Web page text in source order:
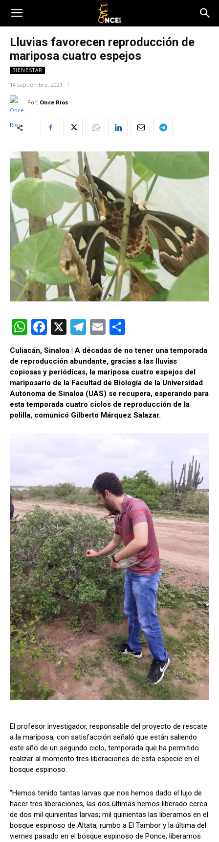
Lluvias favorecen reproducción de
mariposa cuatro espejos
BIENESTAR
14 septiembre, 2021
Por: Once Ríos
W
h
at
s
A
p
p
F
a
ce
b
o
o
k
X
T
el
e
gr
a
m
E
m
ail m
p
ar
tir
Culiacán, Sinaloa | A décadas de no tener una temporada
de reproducción abundante, gracias a las lluvias
copiosas y periódicas, la mariposa cuatro espejos del
mariposario de la Facultad de Biología de la Universidad
Autónoma de Sinaloa (UAS) se recupera, esperando para
esta temporada cuatro ciclos de reproducción de la
polilla, comunicó Gilberto Márquez Salazar.
El profesor investigador, responsable del proyecto de rescate
a la mariposa, con satisfacción señaló que están saliendo
este año de un segundo ciclo, temporada que ha permitido
realizar al momento tres liberaciones de esta especie en el
bosque espinoso.
“Hemos tenido tantas larvas que nos hemos dado el lujo de
hacer tres liberaciones, las dos últimas hemos liberado cerca
de dos mil quinientas larvas; mil quinientas las liberamos en el
bosque espinoso de Altata, rumbo a El Tambor y la última del
viernes pasado en el bosque espinoso de Ponce, liberamos